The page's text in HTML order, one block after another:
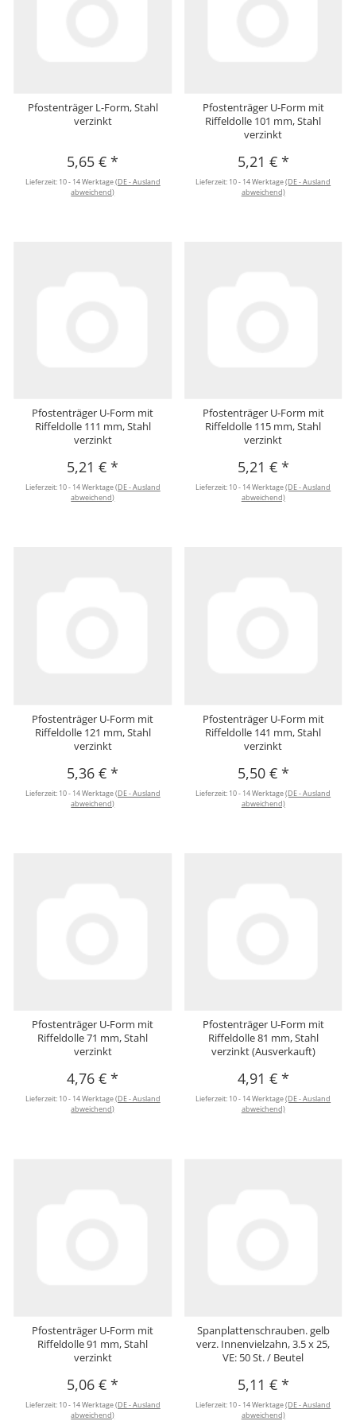
Pfostenträger L-Form, Stahl
verzinkt
5,65 €*
Lieferzeit: 10 - 14 Werktage(DE - Ausland
abweichend)
Pfostenträger U-Form mit
Riffeldolle 101 mm, Stahl
verzinkt
5,21 € *
Lieferzeit: 10 - 14 Werktage(DE - Ausland
abweichend)
Pfostenträger U-Form mit
Riffeldolle 111 mm, Stahl
verzinkt
5,21 €*
Lieferzeit: 10 - 14 Werktage(DE - Ausland
abweichend)
Pfostenträger U-Form mit
Riffeldolle 115 mm, Stahl
verzinkt
5,21 € *
Lieferzeit: 10 - 14 Werktage(DE - Ausland
abweichend)
Pfostenträger U-Form mit
Riffeldolle 121 mm, Stahl
verzinkt
5,36 €*
Lieferzeit: 10 - 14 Werktage(DE - Ausland
abweichend)
Pfostenträger U-Form mit
Riffeldolle 141 mm, Stahl
verzinkt
5,50 € *
Lieferzeit: 10 - 14 Werktage(DE - Ausland
abweichend)
Pfostenträger U-Form mit
Riffeldolle 71 mm, Stahl
verzinkt
4,76 €*
Lieferzeit: 10 - 14 Werktage(DE - Ausland
abweichend)
Pfostenträger U-Form mit
Riffeldolle 81 mm, Stahl
verzinkt (Ausverkauft)
4,91 € *
Lieferzeit: 10 - 14 Werktage(DE - Ausland
abweichend)
Pfostenträger U-Form mit
Riffeldolle 91 mm, Stahl
verzinkt
5,06 €*
Lieferzeit: 10 - 14 Werktage(DE - Ausland
abweichend)
Spanplattenschrauben. gelb
verz. Innenvielzahn, 3.5 x 25,
VE: 50 St. / Beutel
5,11 € *
Lieferzeit: 10 - 14 Werktage(DE - Ausland
abweichend)